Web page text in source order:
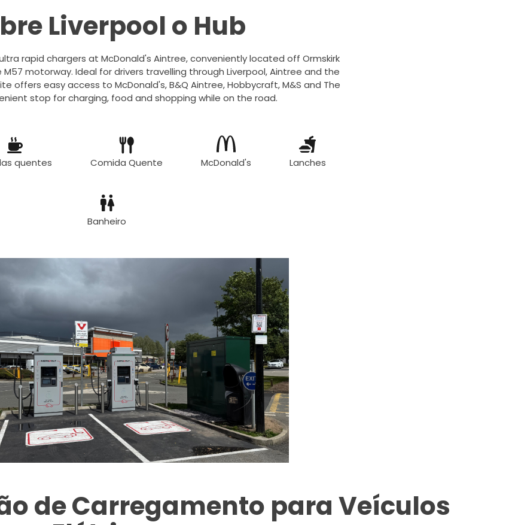
Liverpool o Hub
rapid chargers at McDonald's Aintree, conveniently located off Ormskirk
motorway. Ideal for drivers travelling through Liverpool, Aintree and the
offers easy access to McDonald's, B&Q Aintree, Hobbycraft, M&S and The
stop for charging, food and shopping while on the road.
quentes Comida Quente McDonald's Lanches
Banheiro
de Carregamento para Veículos